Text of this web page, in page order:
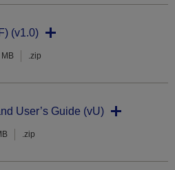
(v1.0)
.zip
User’s Guide (vU)
.zip